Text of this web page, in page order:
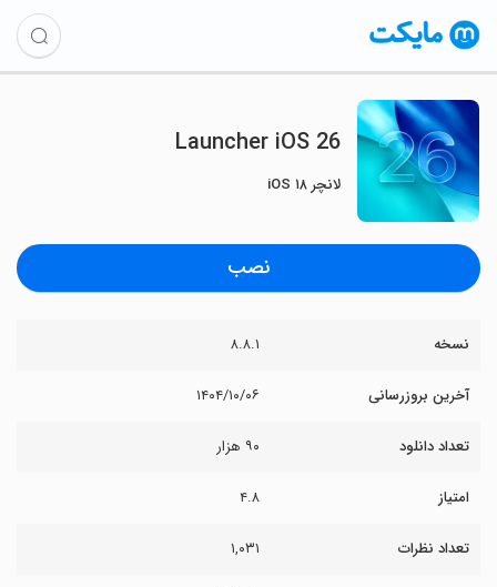
Launcher iOS 26
لانچر iOS ۱۸
نصب
نسخه ۸.۸.۱
آخرین بروزرسانی ۱۴۰۴/۱۰/۰۶
تعداد دانلود ۹۰ هزار
امتیاز ۴.۸
تعداد نظرات ۱,۰۳۱